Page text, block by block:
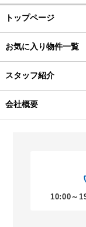
トップページ
お気に入り物件一覧
スタッフ紹介
会社概要
10:00～